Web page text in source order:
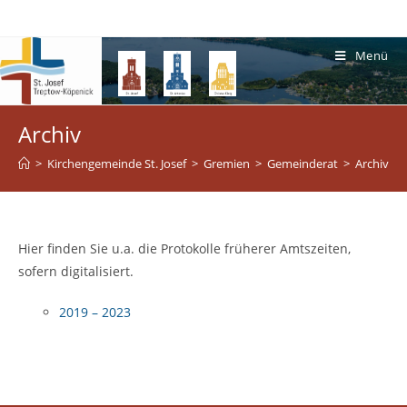
Menü
Archiv
> Kirchengemeinde St. Josef > Gremien > Gemeinderat > Archiv
Hier finden Sie u.a. die Protokolle früherer Amtszeiten,
sofern digitalisiert.
2019 – 2023